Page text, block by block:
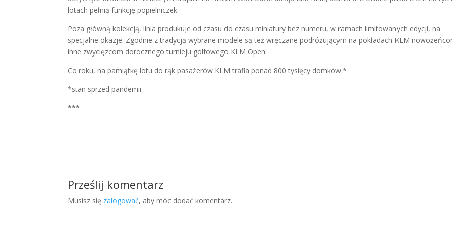
lotach pełnią funkcję popielniczek.
Poza główną kolekcją, linia produkuje od czasu do czasu miniatury bez numeru, w ramach limitowanych edycji, na
specjalne okazje. Zgodnie z tradycją wybrane modele są też wręczane podróżującym na pokładach KLM
inne zwycięzcom dorocznego turnieju golfowego KLM Open.
Co roku, na pamiątkę lotu do rąk pasażerów KLM trafia ponad 800 tysięcy domków.*
*stan sprzed pandemii
***
Prześlij komentarz
Musisz się zalogować, aby móc dodać komentarz.